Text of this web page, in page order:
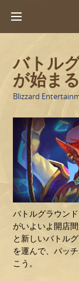
バトル
が始ま
Blizzard
バトルグラウン
がいよいよ開店
と新しいバトル
を運んで、パッ
こう。